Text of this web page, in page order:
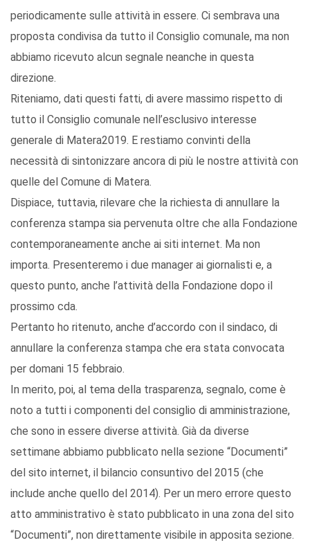
periodicamente sulle attività in essere. Ci sembrava una
proposta condivisa da tutto il Consiglio comunale, ma non
abbiamo ricevuto alcun segnale neanche in questa
direzione.
Riteniamo, dati questi fatti, di avere massimo rispetto di
tutto il Consiglio comunale nell’esclusivo interesse
generale di Matera2019. E restiamo convinti della
necessità di sintonizzare ancora di più le nostre attività con
quelle del Comune di Matera.
Dispiace, tuttavia, rilevare che la richiesta di annullare la
conferenza stampa sia pervenuta oltre che alla Fondazione
contemporaneamente anche ai siti internet. Ma non
importa. Presenteremo i due manager ai giornalisti e, a
questo punto, anche l’attività della Fondazione dopo il
prossimo cda.
Pertanto ho ritenuto, anche d’accordo con il sindaco, di
annullare la conferenza stampa che era stata convocata
per domani 15 febbraio.
In merito, poi, al tema della trasparenza, segnalo, come è
noto a tutti i componenti del consiglio di amministrazione,
che sono in essere diverse attività. Già da diverse
settimane abbiamo pubblicato nella sezione “Documenti”
del sito internet, il bilancio consuntivo del 2015 (che
include anche quello del 2014). Per un mero errore questo
atto amministrativo è stato pubblicato in una zona del sito
“Documenti”, non direttamente visibile in apposita sezione.